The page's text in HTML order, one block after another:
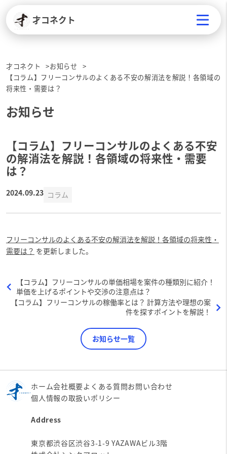
才コネクト
才コネクト
お知らせ
【コラム】フリーコンサルのよくある不安の解消法を解説！各領域の
将来性・需要は？
お知らせ
【コラム】フリーコンサルのよくある不安
の解消法を解説！各領域の将来性・需要
は？
2024.09.23 コラム
フリーコンサルのよくある不安の解消法を解説！各領域の将来性・
需要は？ を更新しました。
【コラム】フリーコンサルの単価相場を案件の種類別に紹介！
単価を上げるポイントや交渉の注意点は？
【コラム】フリーコンサルの稼働率とは？ 計算方法や理想の案
件を探すポイントを解説！
お知らせ一覧
ホーム会社概要よくある質問お問い合わせ
個人情報の取扱いポリシー
Address
東京都渋谷区渋谷3-1-9 YAZAWAビル3階